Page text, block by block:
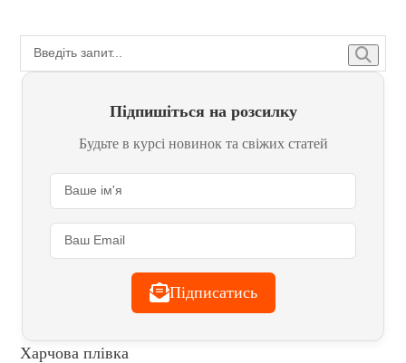
Підпишіться на розсилку
Будьте в курсі новинок та свіжих статей
Підписатись
Харчова плівка